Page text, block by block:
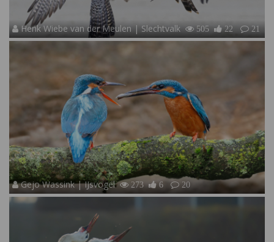
Henk Wiebe van der Meulen | Slechtvalk 505 22 21
Gejo Wassink | IJsvogel 273 6 20